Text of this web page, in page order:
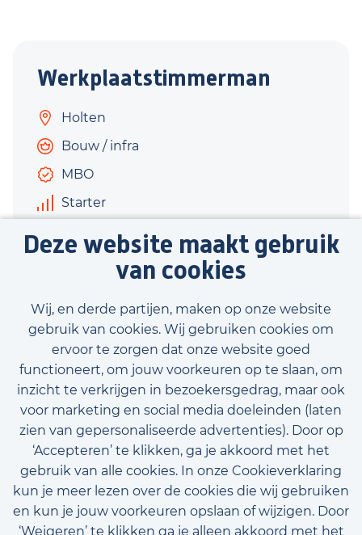
Deze website maakt gebruik
van cookies
Wij, en derde partijen, maken op onze website
gebruik van cookies. Wij gebruiken cookies om
ervoor te zorgen dat onze website goed
functioneert, om jouw voorkeuren op te slaan, om
inzicht te verkrijgen in bezoekersgedrag, maar ook
voor marketing en social media doeleinden (laten
zien van gepersonaliseerde advertenties). Door op
‘Accepteren’ te klikken, ga je akkoord met het
gebruik van alle cookies. In onze Cookieverklaring
kun je meer lezen over de cookies die wij gebruiken
en kun je jouw voorkeuren opslaan of wijzigen. Door
‘Weigeren’ te klikken ga je alleen akkoord met het
Werkplaatstimmerman
Holten
Bouw / infra
MBO
Starter
€3.000 - €3.300
Bekijk vacature
Bekijk onze beschikbare vacatures